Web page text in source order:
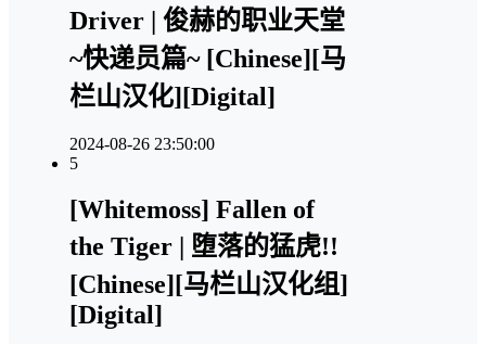
Driver | 俊赫的职业天堂
~快递员篇~ [Chinese][马
栏山汉化][Digital]
2024-08-26 23:50:00
5
[Whitemoss] Fallen of
the Tiger | 堕落的猛虎!!
[Chinese][马栏山汉化组]
[Digital]